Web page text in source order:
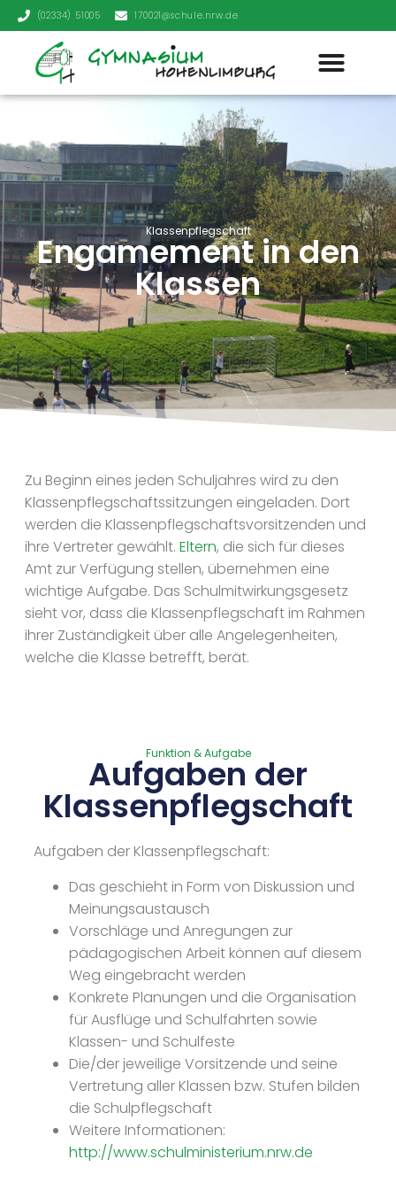
(02334) 51005 170021@schule.nrw.de
Klassenpflegschaft
Engamement in den
Klassen
Zu Beginn eines jeden Schuljahres wird zu den
Klassenpflegschaftssitzungen eingeladen. Dort
werden die Klassenpflegschaftsvorsitzenden und
ihre Vertreter gewählt. Eltern, die sich für dieses
Amt zur Verfügung stellen, übernehmen eine
wichtige Aufgabe. Das Schulmitwirkungsgesetz
sieht vor, dass die Klassenpflegschaft im Rahmen
ihrer Zuständigkeit über alle Angelegenheiten,
welche die Klasse betrefft, berät.
Funktion & Aufgabe
Aufgaben der
Klassenpflegschaft
Aufgaben der Klassenpflegschaft:
Das geschieht in Form von Diskussion und
Meinungsaustausch
Vorschläge und Anregungen zur
pädagogischen Arbeit können auf diesem
Weg eingebracht werden
Konkrete Planungen und die Organisation
für Ausflüge und Schulfahrten sowie
Klassen- und Schulfeste
Die/der jeweilige Vorsitzende und seine
Vertretung aller Klassen bzw. Stufen bilden
die Schulpflegschaft
Weitere Informationen:
http://www.schulministerium.nrw.de